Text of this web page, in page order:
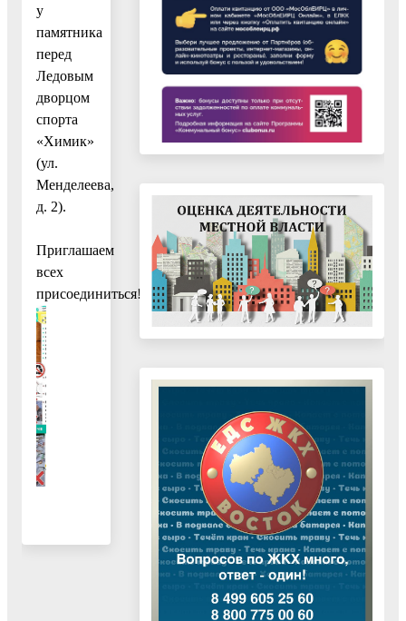
у
памятника
перед
Ледовым
дворцом
спорта
«Химик»
(ул.
Менделеева,
д. 2).
Приглашаем
всех
присоединиться!